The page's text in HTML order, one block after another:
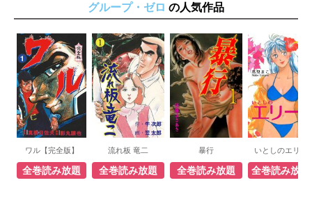
グループ・ゼロ の人気作品
ワル【完全版】
全巻読み放題
流れ板 竜二
全巻読み放題
暴行
全巻読み放題
いとしのエリー
全巻読み放題